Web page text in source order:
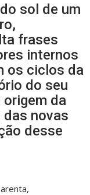
sol de um
frases
internos
os ciclos da
do seu
origem da
novas
desse